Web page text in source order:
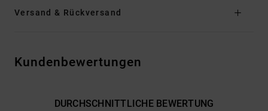
Versand & Rückversand
Kundenbewertungen
DURCHSCHNITTLICHE BEWERTUNG